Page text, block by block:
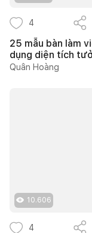
4
25 mẫu bàn làm
dụng diện tích
Quân Hoàng
10.606
4